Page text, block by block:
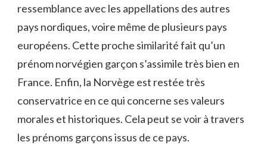
ressemblance avec les appellations des autres
pays nordiques, voire même de plusieurs pays
européens. Cette proche similarité fait qu’un
prénom norvégien garçon s’assimile très bien en
France. Enfin, la Norvège est restée très
conservatrice en ce qui concerne ses valeurs
morales et historiques. Cela peut se voir à travers
les prénoms garçons issus de ce pays.